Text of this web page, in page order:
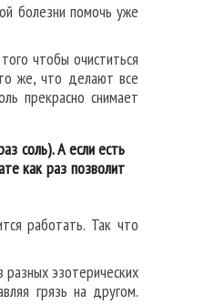
болезни помочь уже
чтобы очиститься
же, что делают все
прекрасно снимает
соль). А если есть
как раз позволит
работать. Так что
эзотерических
грязь на другом.